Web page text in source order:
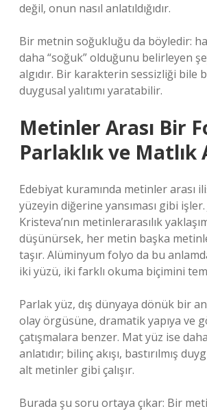
değil, onun nasıl anlatıldığıdır.
Bir metnin soğukluğu da böyledir:
daha “soğuk” olduğunu belirleyen
algıdır. Bir karakterin sessizliği bile
duygusal yalıtımı yaratabilir.
Metinler Arası Bir
Parlaklık ve Matlık
Edebiyat kuramında metinler arası
yüzeyin diğerine yansıması gibi işler.
Kristeva’nın metinlerarasılık
düşünürsek, her metin başka
taşır. Alüminyum folyo da bu
iki yüzü, iki farklı okuma biçimini
Parlak yüz, dış dünyaya dönük bir
olay örgüsüne, dramatik yapıya ve
çatışmalara benzer. Mat yüz ise
anlatıdır; bilinç akışı, bastırılmış
alt metinler gibi çalışır.
Burada şu soru ortaya çıkar: Bir